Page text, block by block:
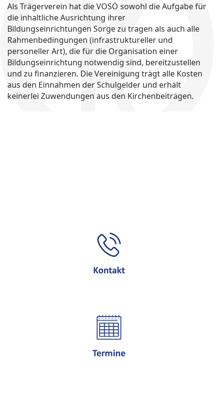
Als Trägerverein hat die VOSÖ sowohl die Aufgabe für
die inhaltliche Ausrichtung ihrer
Bildungseinrichtungen Sorge zu tragen als auch alle
Rahmenbedingungen (infrastruktureller und
personeller Art), die für die Organisation einer
Bildungseinrichtung notwendig sind, bereitzustellen
und zu finanzieren. Die Vereinigung trägt alle Kosten
aus den Einnahmen der Schulgelder und erhält
keinerlei Zuwendungen aus den Kirchenbeiträgen.